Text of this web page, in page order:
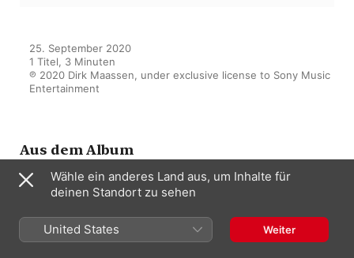
25. September 2020
1 Titel, 3 Minuten
℗ 2020 Dirk Maassen, under exclusive license to Sony Music
Entertainment
Aus dem Album
EP
Dirk Maassen
Wähle ein anderes Land aus, um Inhalte für
deinen Standort zu sehen
United States Weiter